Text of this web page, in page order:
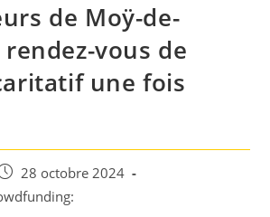
de Moÿ-de-
rendez-vous de
une fois
28 octobre 2024